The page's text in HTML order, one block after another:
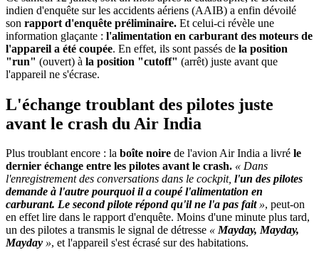
indien d'enquête sur les accidents aériens (AAIB) a enfin dévoilé
son rapport d'enquête préliminaire. Et celui-ci révèle une
information glaçante : l'alimentation en carburant des moteurs de
l'appareil a été coupée. En effet, ils sont passés de la position
"run" (ouvert) à la position "cutoff" (arrêt) juste avant que
l'appareil ne s'écrase.
L'échange troublant des pilotes juste
avant le crash du Air India
Plus troublant encore : la boîte noire de l'avion Air India a livré le
dernier échange entre les pilotes avant le crash. « Dans
l'enregistrement des conversations dans le cockpit, l'un des pilotes
demande à l'autre pourquoi il a coupé l'alimentation en
carburant. Le second pilote répond qu'il ne l'a pas fait», peut-on
en effet lire dans le rapport d'enquête. Moins d'une minute plus tard,
un des pilotes a transmis le signal de détresse «Mayday, Mayday,
Mayday », et l'appareil s'est écrasé sur des habitations.